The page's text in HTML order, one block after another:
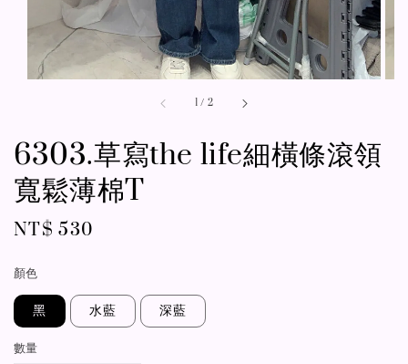
1 / 2
6303.草寫the life細橫條滾領
寬鬆薄棉T
Regular
NT$ 530
顏色
黑 水藍 深藍
數量